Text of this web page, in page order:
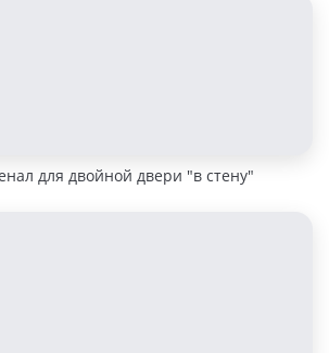
для двойной двери "в стену"